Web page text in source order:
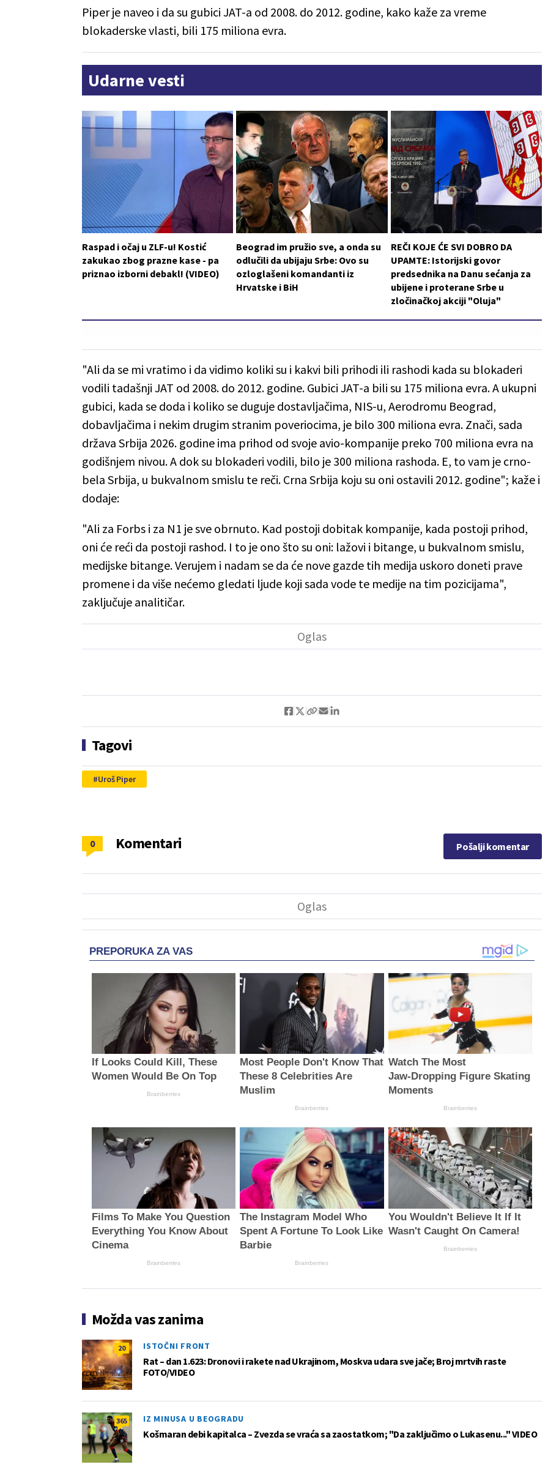
Piper je naveo i da su gubici JAT-a od 2008. do 2012. godine, kako kaže za vreme
blokaderske vlasti, bili 175 miliona evra.
Udarne vesti
Raspad i očaj u ZLF-u! Kostić
zakukao zbog prazne kase - pa
priznao izborni debakl! (VIDEO)
Beograd im pružio sve, a onda su
odlučili da ubijaju Srbe: Ovo su
ozloglašeni komandanti iz
Hrvatske i BiH
REČI KOJE ĆE SVI DOBRO DA
UPAMTE: Istorijski govor
predsednika na Danu sećanja za
ubijene i proterane Srbe u
zločinačkoj akciji "Oluja"
"Ali da se mi vratimo i da vidimo koliki su i kakvi bili prihodi ili rashodi kada su blokaderi
vodili tadašnji JAT od 2008. do 2012. godine. Gubici JAT-a bili su 175 miliona evra. A ukupni
gubici, kada se doda i koliko se duguje dostavljačima, NIS-u, Aerodromu Beograd,
dobavljačima i nekim drugim stranim poveriocima, je bilo 300 miliona evra. Znači, sada
država Srbija 2026. godine ima prihod od svoje avio-kompanije preko 700 miliona evra na
godišnjem nivou. A dok su blokaderi vodili, bilo je 300 miliona rashoda. E, to vam je crno-
bela Srbija, u bukvalnom smislu te reči. Crna Srbija koju su oni ostavili 2012. godine"; kaže i
dodaje:
"Ali za Forbs i za N1 je sve obrnuto. Kad postoji dobitak kompanije, kada postoji prihod,
oni će reći da postoji rashod. I to je ono što su oni: lažovi i bitange, u bukvalnom smislu,
medijske bitange. Verujem i nadam se da će nove gazde tih medija uskoro doneti prave
promene i da više nećemo gledati ljude koji sada vode te medije na tim pozicijama",
zaključuje analitičar.
Tagovi
Uroš Piper
Komentari
0 Pošalji komentar
PREPORUKA ZA VAS
If Looks Could Kill, These
Women Would Be On Top
Brainberries
Most People Don't Know That
These 8 Celebrities Are
Muslim
Brainberries
Watch The Most
Jaw‑Dropping Figure Skating
Moments
Brainberries
Films To Make You Question
Everything You Know About
Cinema
Brainberries
The Instagram Model Who
Spent A Fortune To Look Like
Barbie
Brainberries
You Wouldn't Believe It If It
Wasn't Caught On Camera!
Brainberries
Možda vas zanima
20 ISTOČNI FRONT
Rat – dan 1.623: Dronovi i rakete nad Ukrajinom, Moskva udara sve jače; Broj mrtvih raste
FOTO/VIDEO
365 IZ MINUSA U BEOGRADU
Košmaran debi kapitalca – Zvezda se vraća sa zaostatkom; "Da zaključimo o Lukasenu..." VIDEO